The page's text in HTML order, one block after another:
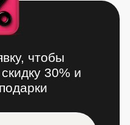
чтобы
30% и